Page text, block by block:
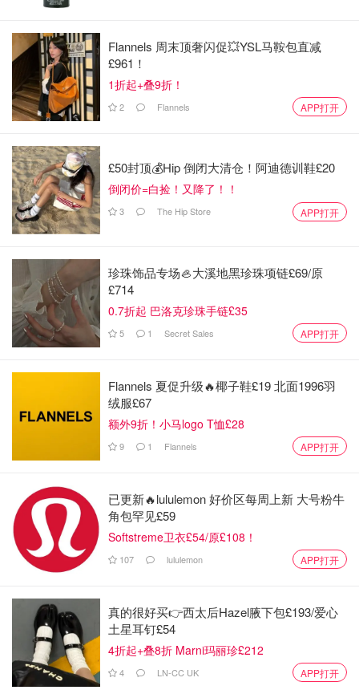
拜伦的家人通过当地一位朋友，要求在拜伦遗体运回国之
前，在巴厘岛进行尸检。按照家属的要求，遗体被送往登巴
萨的古拉拉伊总医院（Ngurah General Hospital）进行临床
尸检。
执行尸检的诺拉·玛格丽特·古纳万医生（Dr. Nola Margaret
Gunawan）还收到了巴厘岛官员要求对拜伦遗体进行法医
尸检的请求。鉴于法医尸检的目的，这类检查可能需要摘取
器官以供研究。
古纳万医生在接受《News.com.au》采访时表示：“我们理
解逝者不仅仅是生物学上的证物。但如果同时收到两份尸检
请求，我们显然必须优先处理法律层面的要求。全球的病理
学家都是这样做的。”
行法医尸检“不需要征求家属同意”。
古纳万医生补充说：“在法医尸检中，为了确定死因而完整
保留器官是全球普遍的做法，我们无法只进行部分尸检。”
郁药度洛西汀（Duloxetine）的共同作用，这或许导致他无
法自行离开泳池。然而，更令人困惑的是，他身上的一些疤
痕和瘀伤至今仍无法得到合理解释，为这起悲剧蒙上了一层
疑云。
来源： people
封面：Gofundme
「该长文章来自@坐着火车唱着歌-加拿大省钱快报，版权
归原作者所有」
Flannels 周末顶奢闪促💥YSL马鞍包直减
£961！
1折起+叠9折！
2 Flannels APP打开
£50封顶💰Hip 倒闭大清仓！阿迪德训鞋£20
倒闭价=白捡！又降了！！
3 The Hip Store APP打开
珍珠饰品专场🦪大溪地黑珍珠项链£69/原
£714
0.7折起 巴洛克珍珠手链£35
5 1 Secret Sales APP打开
Flannels 夏促升级🔥椰子鞋£19 北面1996羽
绒服£67
额外9折！小马logo T恤£28
9 1 Flannels APP打开
已更新🔥lululemon 好价区每周上新 大号粉牛
角包罕见£59
Softstreme卫衣£54/原£108！
107 lululemon APP打开
真的很好买👉西太后Hazel腋下包£193/爱心
土星耳钉£54
4折起+叠8折 Marni玛丽珍£212
4 LN-CC UK APP打开